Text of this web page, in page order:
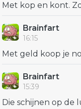
Met kop en kont.
Brainfart
16:15
Met geld koop je
Brainfart
15:39
Die schijnen op de